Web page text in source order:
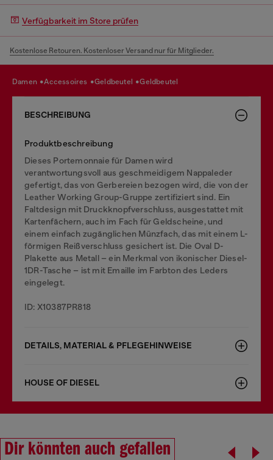
Verfügbarkeit im Store prüfen
Kostenlose Retouren. Kostenloser Versand nur für Mitglieder.
damen accessoires geldbeutel geldbeutel
BESCHREIBUNG
Produktbeschreibung
Dieses Portemonnaie für Damen wird
verantwortungsvoll aus geschmeidigem Nappaleder
gefertigt, das von Gerbereien bezogen wird, die von der
Leather Working Group-Gruppe zertifiziert sind. Ein
Faltdesign mit Druckknopfverschluss, ausgestattet mit
Kartenfächern, auch im Fach für Geldscheine, und
einem einfach zugänglichen Münzfach, das mit einem L-
förmigen Reißverschluss gesichert ist. Die Oval D-
Plakette aus Metall – ein Merkmal von ikonischer Diesel-
1DR-Tasche – ist mit Emaille im Farbton des Leders
eingelegt.
ID: X10387PR818
DETAILS, MATERIAL & PFLEGEHINWEISE
HOUSE OF DIESEL
Dir könnten auch gefallen